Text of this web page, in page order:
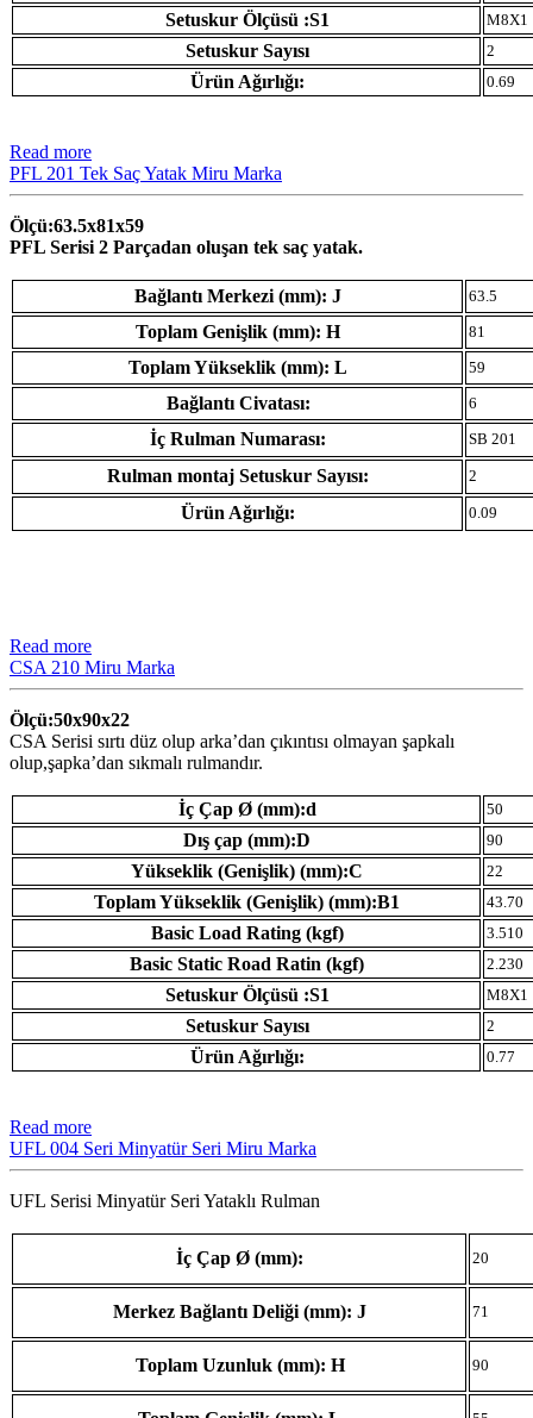
Setuskur Ölçüsü :S1 M8X1
Setuskur Sayısı 2
Ürün Ağırlığı: 0.69
Read more
PFL 201 Tek Saç Yatak Miru Marka
Ölçü:63.5x81x59
PFL Serisi 2 Parçadan oluşan tek saç yatak.
Bağlantı Merkezi (mm): J 63.5
Toplam Genişlik (mm): H 81
Toplam Yükseklik (mm): L 59
Bağlantı Civatası: 6
İç Rulman Numarası: SB 201
Rulman montaj Setuskur Sayısı: 2
Ürün Ağırlığı: 0.09
Read more
CSA 210 Miru Marka
Ölçü:50x90x22
CSA Serisi sırtı düz olup arka’dan çıkıntısı olmayan şapkalı
olup,şapka’dan sıkmalı rulmandır.
İç Çap Ø (mm):d 50
Dış çap (mm):D 90
Yükseklik (Genişlik) (mm):C 22
Toplam Yükseklik (Genişlik) (mm):B1 43.70
Basic Load Rating (kgf) 3.510
Basic Static Road Ratin (kgf) 2.230
Setuskur Ölçüsü :S1 M8X1
Setuskur Sayısı 2
Ürün Ağırlığı: 0.77
Read more
UFL 004 Seri Minyatür Seri Miru Marka
UFL Serisi Minyatür Seri Yataklı Rulman
İç Çap Ø (mm): 20
Merkez Bağlantı Deliği (mm): J 71
Toplam Uzunluk (mm): H 90